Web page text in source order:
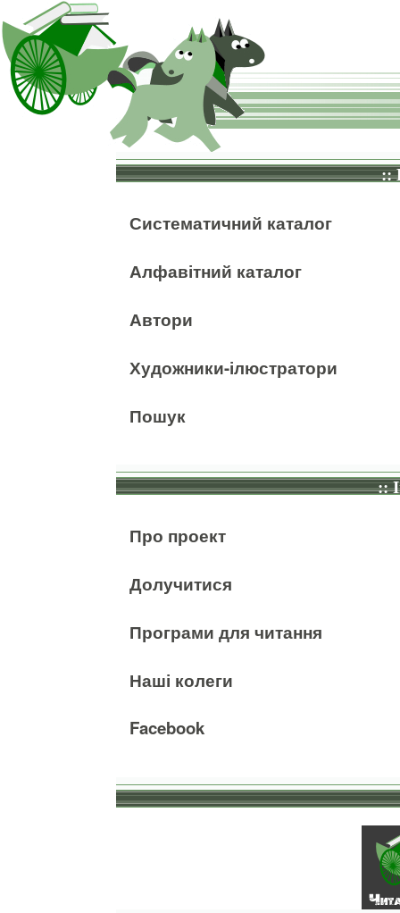
::
Систематичний каталог
Алфавітний каталог
Автори
Художники-ілюстратори
Пошук
::
Про проект
Долучитися
Програми для читання
Наші колеги
Facebook